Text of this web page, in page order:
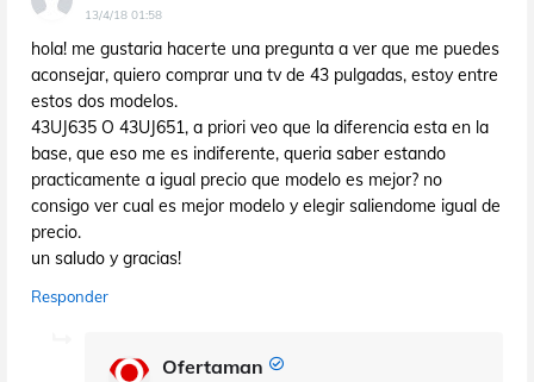
13/4/18 01:58
hola! me gustaria hacerte una pregunta a ver que me puedes
aconsejar, quiero comprar una tv de 43 pulgadas, estoy entre
estos dos modelos.
43UJ635 O 43UJ651, a priori veo que la diferencia esta en la
base, que eso me es indiferente, queria saber estando
practicamente a igual precio que modelo es mejor? no
consigo ver cual es mejor modelo y elegir saliendome igual de
precio.
un saludo y gracias!
Responder
Ofertaman